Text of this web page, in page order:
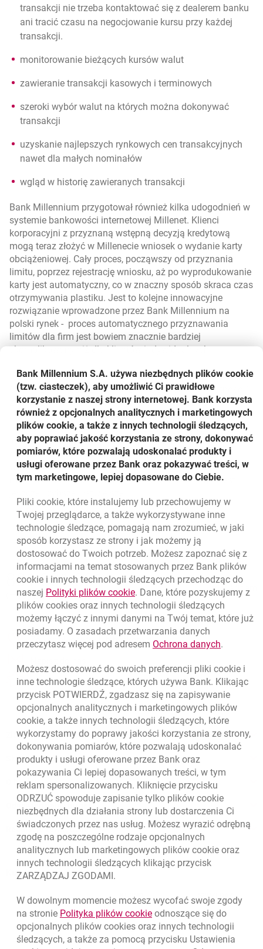
transakcji nie trzeba kontaktować się z dealerem banku
ani tracić czasu na negocjowanie kursu przy każdej
transakcji.
monitorowanie bieżących kursów walut
zawieranie transakcji kasowych i terminowych
szeroki wybór walut na których można dokonywać
transakcji
uzyskanie najlepszych rynkowych cen transakcyjnych
nawet dla małych nominałów
wgląd w historię zawieranych transakcji
Bank Millennium przygotował również kilka udogodnień w
systemie bankowości internetowej Millenet. Klienci
korporacyjni z przyznaną wstępną decyzją kredytową
mogą teraz złożyć w Millenecie wniosek o wydanie karty
obciążeniowej. Cały proces, począwszy od przyznania
limitu, poprzez rejestrację wniosku, aż po wyprodukowanie
karty jest automatyczny, co w znaczny sposób skraca czas
otrzymywania plastiku. Jest to kolejne innowacyjne
rozwiązanie wprowadzone przez Bank Millennium na
polski rynek - proces automatycznego przyznawania
limitów dla firm jest bowiem znacznie bardziej
skomplikowany niż dla klientów indywidualnych.
Wygodniejsze jest również dokonywanie transakcji.
Odświeżona i jeszcze nowocześniejsza sekcja „Płatności”
zaprojektowana została w oparciu o najlepsze praktyki
„user experience”. W projekcie uwzględniono opinie
klientów, dzięki czemu jest jeszcze lepiej dopasowana do
ich potrzeb. Automatyczne uzupełnianie niektórych
danych, możliwość zapisu własnych ustawień czy
wykonywanie przelewów wymaga teraz jeszcze
mniejszego zaangażowania klientów. Tym samym jest
Powrót do listy
Nawigacja dolna
Zadzwoń do nas
801 331 331
(+48) 22 598 40 40
Migam
Znajdź placówkę lub bankomat otwiera się w nowej karcie
Oceń nas otwiera się w nowej karcie
Złóż wniosek przez internet
Skontaktuj się ze Specjalistą
O banku
Kursy wymiany walut
Kursy wymiany walut. Data aktualizacji: 7.08.2026, 12:53:25
WALUTA KUPNO SPRZEDAŻ
EUR 4.1346 4.4568
USD 3.8493
Odpowiedzialny biznes
Regulacje zewnętrzne
Bank Millennium S.A. używa niezbędnych plików cookie
(tzw. ciasteczek), aby umożliwić Ci prawidłowe
korzystanie z naszej strony internetowej. Bank korzysta
również z opcjonalnych analitycznych i marketingowych
plików cookie, a także z innych technologii śledzących,
aby poprawiać jakość korzystania ze strony, dokonywać
pomiarów, które pozwalają udoskonalać produkty i
usługi oferowane przez Bank oraz pokazywać treści, w
tym marketingowe, lepiej dopasowane do Ciebie.
Pliki cookie, które instalujemy lub przechowujemy w
Twojej przeglądarce, a także wykorzystywane inne
technologie śledzące, pomagają nam zrozumieć, w jaki
sposób korzystasz ze strony i jak możemy ją
dostosować do Twoich potrzeb. Możesz zapoznać się z
informacjami na temat stosowanych przez Bank plików
cookie i innych technologii śledzących przechodząc do
naszej Polityki plików cookielink otwiera się w nowym oknie
. Dane, które pozyskujemy z
plików cookies oraz innych technologii śledzących
możemy łączyć z innymi danymi na Twój temat, które już
posiadamy. O zasadach przetwarzania danych
przeczytasz więcej pod adresem Ochrona danychlink
.
Możesz dostosować do swoich preferencji pliki cookie i
inne technologie śledzące, których używa Bank. Klikając
przycisk POTWIERDŹ, zgadzasz się na zapisywanie
opcjonalnych analitycznych i marketingowych plików
cookie, a także innych technologii śledzących, które
wykorzystamy do poprawy jakości korzystania ze strony,
dokonywania pomiarów, które pozwalają udoskonalać
produkty i usługi oferowane przez Bank oraz
pokazywania Ci lepiej dopasowanych treści, w tym
reklam spersonalizowanych. Kliknięcie przycisku
ODRZUĆ spowoduje zapisanie tylko plików cookie
niezbędnych dla działania strony lub dostarczenia Ci
świadczonych przez nas usług. Możesz wyrazić odrębną
zgodę na poszczególne rodzaje opcjonalnych
analitycznych lub marketingowych plików cookie oraz
innych technologii śledzących klikając przycisk
ZARZĄDZAJ ZGODAMI.
W dowolnym momencie możesz wycofać swoje zgody
na stronie Polityka plików cookielink otwiera się w nowym
odnoszące się do
opcjonalnych plików cookies oraz innych technologii
śledzących, a także za pomocą przycisku Ustawienia